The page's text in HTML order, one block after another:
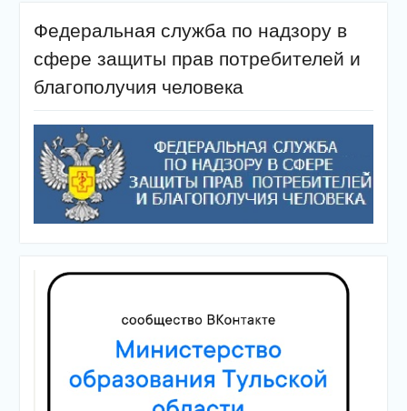
Федеральная служба по надзору в
сфере защиты прав потребителей и
благополучия человека